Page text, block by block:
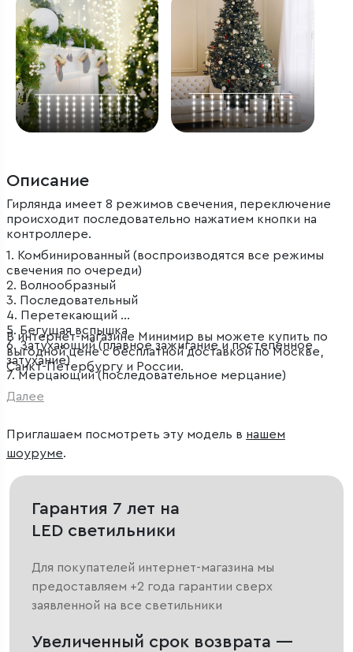
Описание
Гирлянда имеет 8 режимов свечения, переключение
происходит последовательно нажатием кнопки на
контроллере.
1. Комбинированный (воспроизводятся все режимы
свечения по очереди)
2. Волнообразный
3. Последовательный
4. Перетекающий
5. Бегущая вспышка
6. Затухающий (плавное зажигание и постепенное
затухание)
7. Мерцающий (последовательное мерцание)
8. Постоянный (статичное свечение)
В интернет-магазине Минимир вы можете купить по
выгодной цене с бесплатной доставкой по Москве,
Санкт-Петербургу и России.
Далее
Приглашаем посмотреть эту модель в нашем
шоуруме.
Гарантия 7 лет на
LED светильники
Для покупателей интернет-магазина мы
предоставляем +2 года гарантии сверх
заявленной на все светильники
Увеличенный срок возврата —